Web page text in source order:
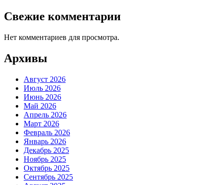
Свежие комментарии
Нет комментариев для просмотра.
Архивы
Август 2026
Июль 2026
Июнь 2026
Май 2026
Апрель 2026
Март 2026
Февраль 2026
Январь 2026
Декабрь 2025
Ноябрь 2025
Октябрь 2025
Сентябрь 2025